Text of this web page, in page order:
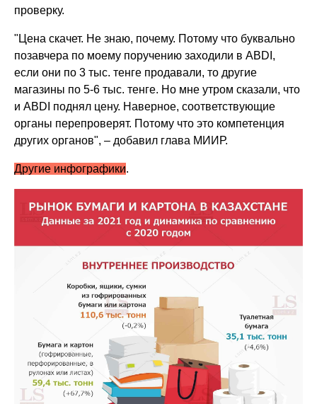
проверку.
"Цена скачет. Не знаю, почему. Потому что буквально
позавчера по моему поручению заходили в ABDI,
если они по 3 тыс. тенге продавали, то другие
магазины по 5-6 тыс. тенге. Но мне утром сказали, что
и ABDI поднял цену. Наверное, соответствующие
органы перепроверят. Потому что это компетенция
других органов", – добавил глава МИИР.
Другие инфографики.